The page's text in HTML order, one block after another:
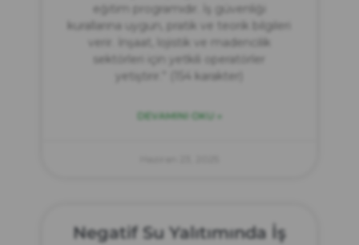
eğitim programıdır. İş güvenliği
kurallarına uygun, pratik ve teorik bilgileri
verir. İnşaat, lojistik ve madencilik
sektörleri için yetkili operatörler
yetiştirir.” (154 karakter)
DEVAMINI OKU »
Negatif Su Yalıtımında İş